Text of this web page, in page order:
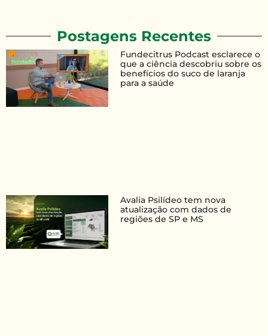
Fundecitrus Podcast esclarece o
que a ciência descobriu sobre os
benefícios do suco de laranja
para a saúde
Avalia Psilídeo tem nova
atualização com dados de
regiões de SP e MS
Postagens Recentes